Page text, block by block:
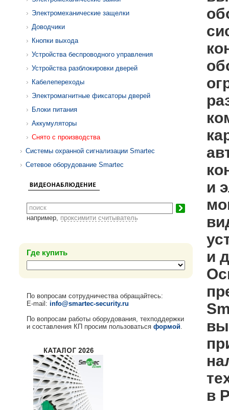
Электромеханические защелки
Доводчики
Кнопки выхода
Устройства беспроводного управления
Устройства разблокировки дверей
Кабелепереходы
Электромагнитные фиксаторы дверей
Блоки питания
Аккумуляторы
Снято с производства
Системы охранной сигнализации Smartec
Сетевое оборудование Smartec
например, проксимити считыватель
Где купить
По вопросам сотрудничества обращайтесь:
E-mail: info@smartec-security.ru
По вопросам работы оборудования, техподдержки
и составления КП просим пользоваться формой
и
и
в